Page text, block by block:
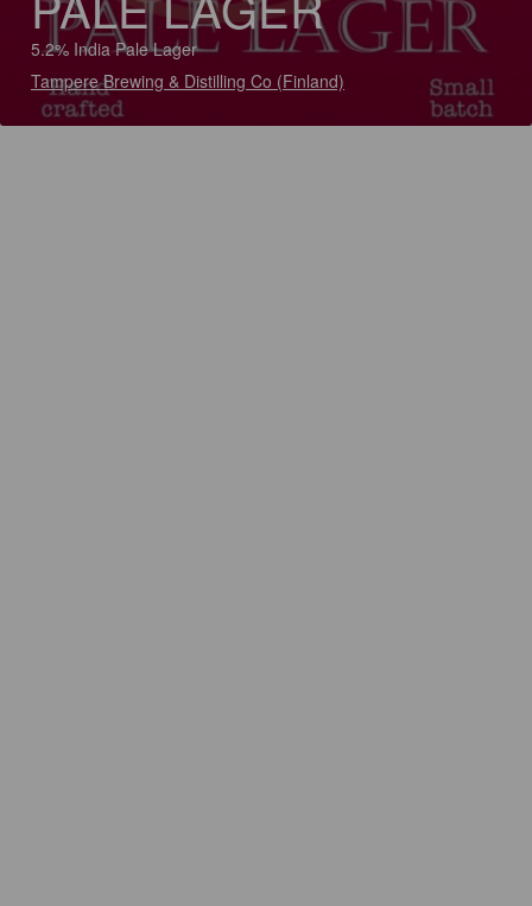
5.2% India Pale Lager
Tampere Brewing & Distilling Co (Finland)